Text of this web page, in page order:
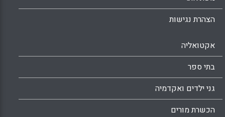
הצהרת נגישות
אקטואליה
בתי ספר
גני ילדים ואקדמיה
הכשרת מורים